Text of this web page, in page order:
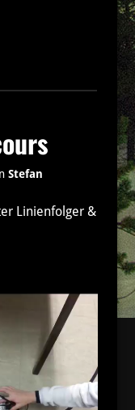
Stefan
Linienfolger &